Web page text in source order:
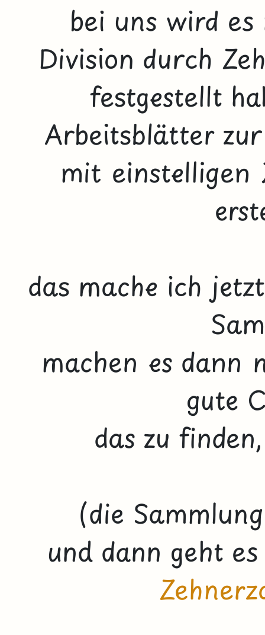
bei uns wird
Division durch
festgestellt
Arbeitsblätter
mit einstelligen
das mache ich
machen es dann
gute
das zu
(die
und dann geht